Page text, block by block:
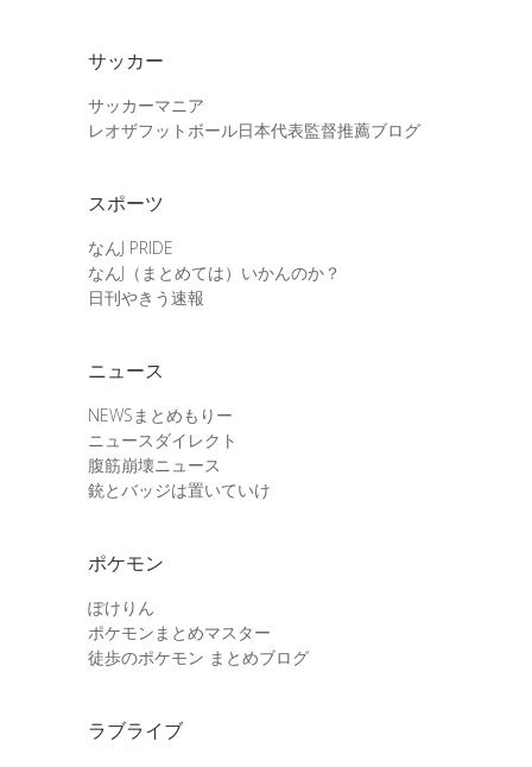
サッカー
サッカーマニア
レオザフットボール日本代表監督推薦ブログ
スポーツ
なんJ PRIDE
なんJ（まとめては）いかんのか？
日刊やきう速報
ニュース
NEWSまとめもりー
ニュースダイレクト
腹筋崩壊ニュース
銃とバッジは置いていけ
ポケモン
ぽけりん
ポケモンまとめマスター
徒歩のポケモン まとめブログ
ラブライブ